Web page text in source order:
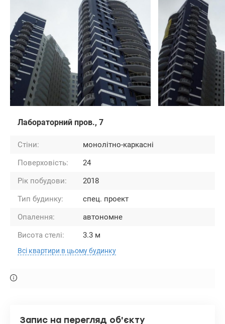
Лабораторний пров., 7
Стіни:
монолітно-каркасні
Поверховість:
24
Рік побудови:
2018
Тип будинку:
спец. проект
Опалення:
автономне
Висота стелі:
3.3 м
Всі квартири в цьому будинку
Запис на перегляд об'єкту